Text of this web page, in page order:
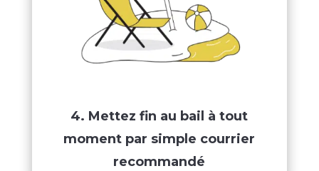
4. Mettez fin au bail à tout
moment par simple courrier
recommandé